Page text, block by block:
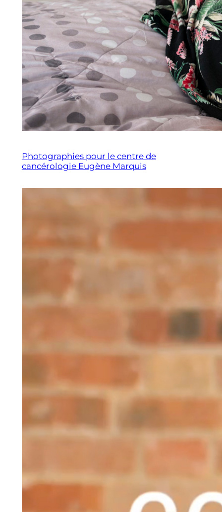
Photographies pour le centre de
cancérologie Eugène Marquis